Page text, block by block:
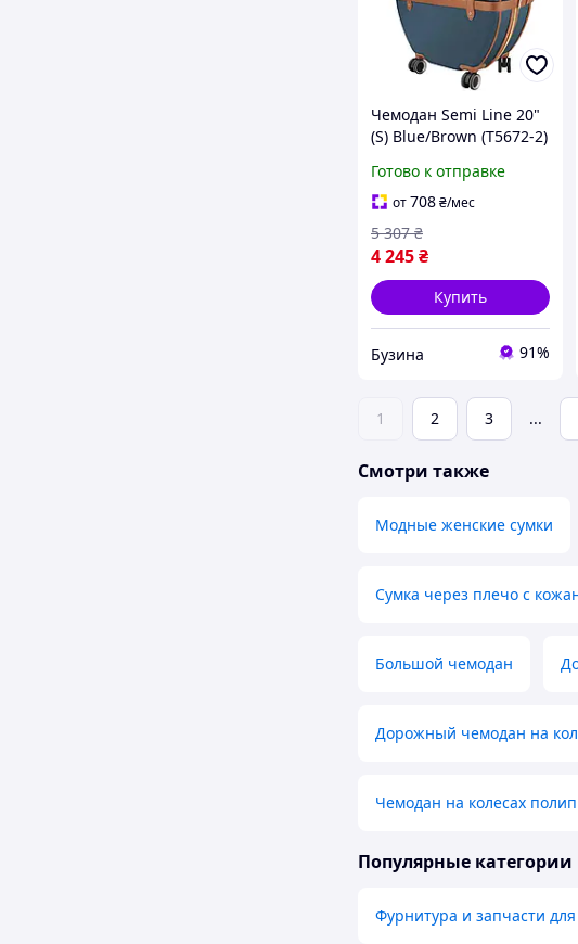
Чемодан Semi Line 20"
(S) Blue/Brown (T5672-2)
телескопической
ручкой и кодовым
замком на колёсах
Готово к отправке
от708₴/мес
4 245₴
5 307 ₴
Купить
Бузина 91%
1 2 3 ...
Смотри также
Модные женские сумки
Сумка через плечо с
Большой чемодан
Дорожный чемодан на
Чемодан на колесах
Популярные категории
Фурнитура и запчасти